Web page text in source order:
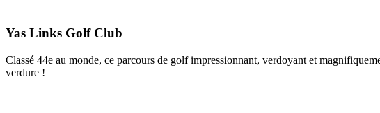
Yas Links Golf Club
Classé 44e au monde, ce parcours de golf impressionnant, verdoyant et
verdure !